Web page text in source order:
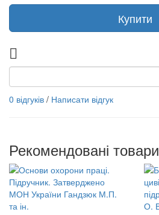
Купити
0 відгуків / Написати відгук
Рекомендовані товари